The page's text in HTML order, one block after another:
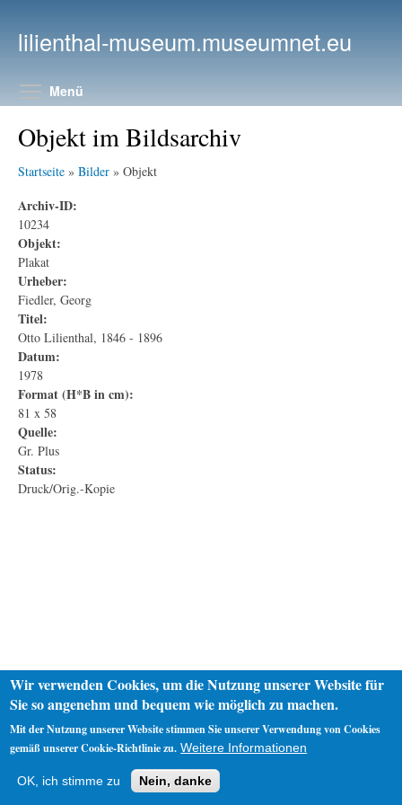
lilienthal-museum.museumnet.eu
Menü
Objekt im Bildsarchiv
Startseite » Bilder » Objekt
Archiv-ID:
10234
Objekt:
Plakat
Urheber:
Fiedler, Georg
Titel:
Otto Lilienthal, 1846 - 1896
Datum:
1978
Format (H*B in cm):
81 x 58
Quelle:
Gr. Plus
Status:
Druck/Orig.-Kopie
Impressum
Wir verwenden Cookies, um die Nutzung unserer Website für
Sie so angenehm und bequem wie möglich zu machen.
Mit der Nutzung unserer Website stimmen Sie unserer Verwendung von Cookies
gemäß unserer Cookie-Richtlinie zu. Weitere Informationen
OK, ich stimme zu Nein, danke